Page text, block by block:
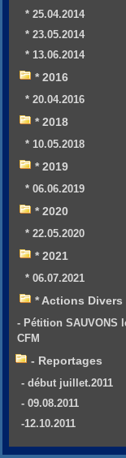
* 25.04.2014
* 23.05.2014
* 13.06.2014
* 2016
* 20.04.2016
* 2018
* 10.05.2018
* 2019
* 06.06.2019
* 2020
* 22.05.2020
* 2021
* 06.07.2021
* Actions Divers
- Pétition SAUVONS
CFM
- Reportages
- début juillet.2011
- 09.08.2011
-12.10.2011